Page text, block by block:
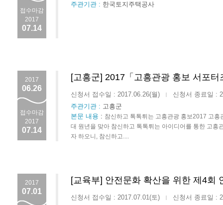
접수마감
2017
07.14
주관기관 : 한국토지주택공사
2017
06.26
접수마감
2017
07.14
[고흥군] 2017「고흥관광 홍보 서포터
신청서 접수일 : 2017.06.26(월) |
신청서 종료일 :
주관기관 : 고흥군
본문 내용 : 참신하고 톡톡튀는 고흥관광 홍보2017 고
대 원년을 맞아 참신하고 톡톡튀는 아이디어를 통한 고
자 하오니, 참신하고....
2017
07.01
[교육부] 안전문화 확산을 위한 제4회
신청서 접수일 : 2017.07.01(토) |
신청서 종료일 :